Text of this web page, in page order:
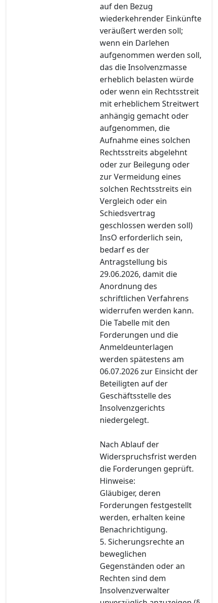
auf den Bezug
wiederkehrender Einkünfte
veräußert werden soll;
wenn ein Darlehen
aufgenommen werden soll,
das die Insolvenzmasse
erheblich belasten würde
oder wenn ein Rechtsstreit
mit erheblichem Streitwert
anhängig gemacht oder
aufgenommen, die
Aufnahme eines solchen
Rechtsstreits abgelehnt
oder zur Beilegung oder
zur Vermeidung eines
solchen Rechtsstreits ein
Vergleich oder ein
Schiedsvertrag
geschlossen werden soll)
InsO erforderlich sein,
bedarf es der
Antragstellung bis
29.06.2026, damit die
Anordnung des
schriftlichen Verfahrens
widerrufen werden kann.
Die Tabelle mit den
Forderungen und die
Anmeldeunterlagen
werden spätestens am
06.07.2026 zur Einsicht der
Beteiligten auf der
Geschäftsstelle des
Insolvenzgerichts
niedergelegt.
Nach Ablauf der
Widerspruchsfrist werden
die Forderungen geprüft.
Hinweise:
Gläubiger, deren
Forderungen festgestellt
werden, erhalten keine
Benachrichtigung.
5. Sicherungsrechte an
beweglichen
Gegenständen oder an
Rechten sind dem
Insolvenzverwalter